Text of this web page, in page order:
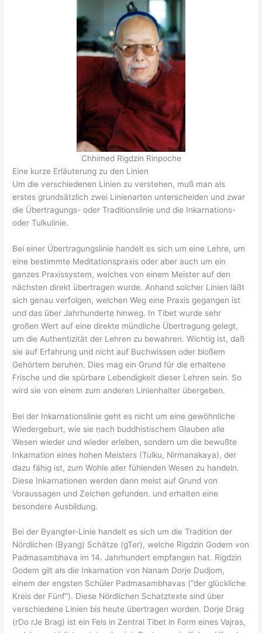
Chhimed Rigdzin Rinpoche
Eine kurze Erläuterung zu den Linien
Um die verschiedenen Linien zu verstehen, muß man als
erstes grundsätzlich zwei Linienarten unterscheiden und zwar
die Übertragungs- oder Traditionslinie und die Inkarnations-
oder Tulkulinie.
Bei einer Übertragungslinie handelt es sich um eine Lehre, um
eine bestimmte Meditationspraxis oder aber auch um ein
ganzes Praxissystem, welches von einem Meister auf den
nächsten direkt übertragen wurde. Anhand solcher Linien läßt
sich genau verfolgen, welchen Weg eine Praxis gegangen ist
und das über Jahrhunderte hinweg. In Tibet wurde sehr
großen Wert auf eine direkte mündliche Übertragung gelegt,
um die Authentizität der Lehren zu bewahren. Wichtig ist, daß
sie auf Erfahrung und nicht auf Buchwissen oder bloßem
Gehörtem beruhen. Dies mag ein Grund für die erhaltene
Frische und die spürbare Lebendigkeit dieser Lehren sein. So
wird sie von einem zum anderen Linienhalter übergeben.
Bei der Inkarnationslinie geht es nicht um eine gewöhnliche
Wiedergeburt, wie sie nach buddhistischem Glauben alle
Wesen wieder und wieder erleben, sondern um die bewußte
Inkarnation eines hohen Meisters (Tulku, Nirmanakaya), der
dazu fähig ist, zum Wohle aller fühlenden Wesen zu handeln.
Diese Inkarnationen werden dann meist auf Grund von
Voraussagen und Zeichen gefunden. und erhalten eine
besondere Ausbildung.
Bei der Byangter-Linie handelt es sich um die Tradition der
Nördlichen (Byang) Schätze (gTer), welche Rigdzin Godem von
Padmasambhava im 14. Jahrhundert empfangen hat. Rigdzin
Godem gilt als die Inkarnation von Nanam Dorje Dudjom,
einem der engsten Schüler Padmasambhavas (“der glückliche
Kreis der Fünf”). Diese Nördlichen Schatztexte sind über
verschiedene Linien bis heute übertragen worden. Dorje Drag
(rDo rJe Brag) ist ein Fels in Zentral Tibet in Form eines Vajras,